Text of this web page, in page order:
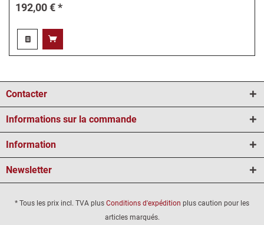
192,00 € *
Contacter
Informations sur la commande
Information
Newsletter
* Tous les prix incl. TVA plus Conditions d'expédition plus caution pour les
articles marqués.